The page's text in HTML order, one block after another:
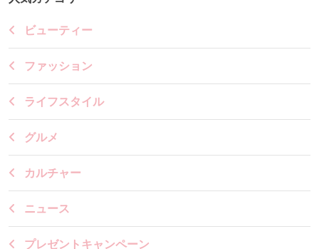
ビューティー
ファッション
ライフスタイル
グルメ
カルチャー
ニュース
プレゼントキャンペーン